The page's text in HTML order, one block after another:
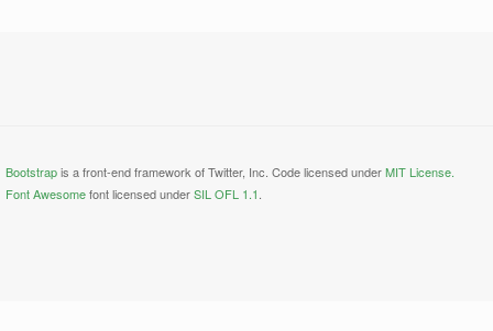
Bootstrapis a front-end framework of Twitter, Inc. Code licensed underMIT License.
Font Awesomefont licensed underSIL OFL 1.1